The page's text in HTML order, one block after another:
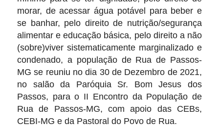
morar, de acessar água potável para beber e
se banhar, pelo direito de nutrição/segurança
alimentar e educação básica, pelo direito a não
(sobre)viver sistematicamente marginalizado e
condenado, a população de Rua de Passos-
MG se reuniu no dia 30 de Dezembro de 2021,
no salão da Paróquia Sr. Bom Jesus dos
Passos, para o II Encontro da População de
Rua de Passos-MG, com apoio das CEBs,
CEBI-MG e da Pastoral do Povo de Rua.